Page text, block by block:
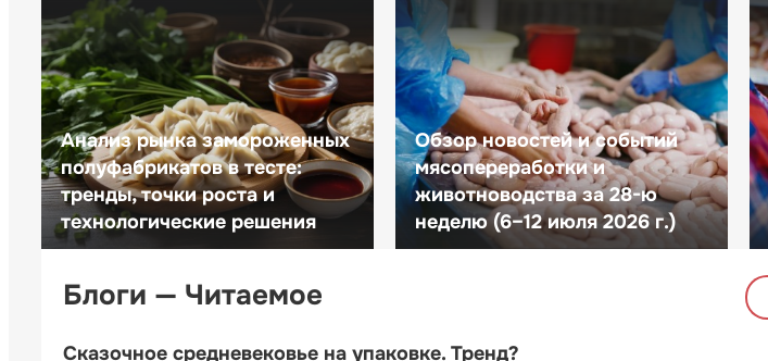
Анализ рынка замороженных
полуфабрикатов в тесте:
тренды, точки роста и
технологические решения
Обзор новостей и событий
мясопереработки и
животноводства за 28-ю
неделю (6–12 июля 2026 г.)
Блоги — Читаемое
Сказочное средневековье на упаковке. Тренд?